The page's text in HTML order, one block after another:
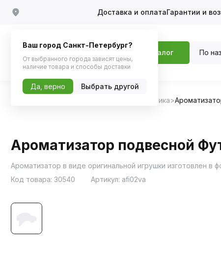
Доставка и оплатаГарантии и
Каталог По
Автохимия, Автокосметика
Ароматизатор подвесной
Ароматизатор в виде оригинальной игрушки изготовлен
Код товара: 30540 Артикул: afi02va
Ваш город Санкт-Петербург?
От выбранного города зависят цены,
наличие товара и способы доставки
Да, верно Выбрать другой